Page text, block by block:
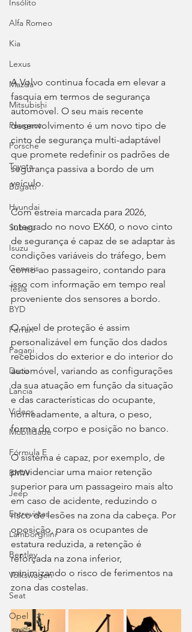
Insólito
Alfa Romeo
Kia
Lexus
Mazda
Mitsubishi
Peugeot
Porsche
Toyota
Bugatti
Hyundai
Subaru
Isuzu
Genesis
Tesla
BYD
Ferrari
Pagani
Dacia
Lancia
Videos
Mobilidade
Fórmula E
BMW
Jeep
Entrevistas
Lamborghini
Bentley
Volkswagen
Seat
Opel
A Volvo continua focada em elevar a
fasquia em termos de segurança
automóvel. O seu mais recente
desenvolvimento é um novo tipo de
cinto de segurança multi-adaptável
que promete redefinir os padrões de
segurança passiva a bordo de um
veículo.
Com estreia marcada para 2026,
integrado no novo EX60, o novo cinto
de segurança é capaz de se adaptar às
condições variáveis do tráfego, bem
como ao passageiro, contando para
isso com informação em tempo real
proveniente dos sensores a bordo.
O nível de proteção é assim
personalizável em função dos dados
recebidos do exterior e do interior do
automóvel, variando as configurações
da sua atuação em função da situação
e das características do ocupante,
nomeadamente, a altura, o peso,
forma do corpo e posição no banco.
O sistema é capaz, por exemplo, de
providenciar uma maior retenção
superior para um passageiro mais alto
em caso de acidente, reduzindo o
risco de lesões na zona da cabeça. Por
oposição, para os ocupantes de
estatura reduzida, a retenção é
reforçada na zona inferior,
minimizando o risco de ferimentos na
zona das costelas.